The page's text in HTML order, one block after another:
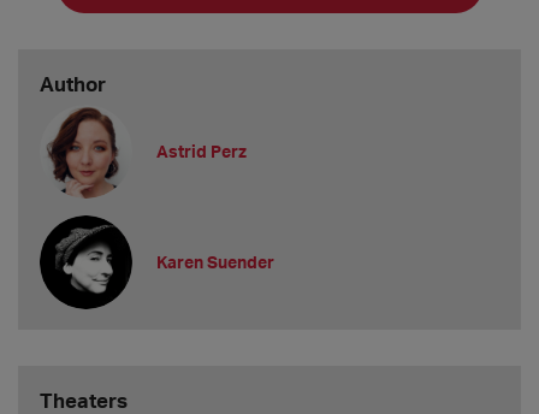
kommt, hat man - je nach Vorwi
Author
Astrid Perz
Karen Suender
Theaters